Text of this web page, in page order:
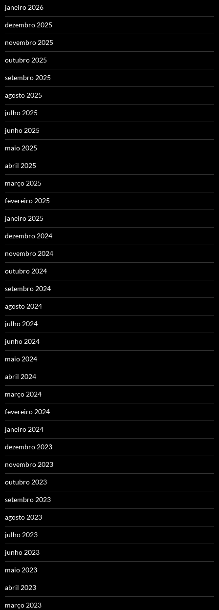
janeiro 2026
dezembro 2025
novembro 2025
outubro 2025
setembro 2025
agosto 2025
julho 2025
junho 2025
maio 2025
abril 2025
março 2025
fevereiro 2025
janeiro 2025
dezembro 2024
novembro 2024
outubro 2024
setembro 2024
agosto 2024
julho 2024
junho 2024
maio 2024
abril 2024
março 2024
fevereiro 2024
janeiro 2024
dezembro 2023
novembro 2023
outubro 2023
setembro 2023
agosto 2023
julho 2023
junho 2023
maio 2023
abril 2023
março 2023